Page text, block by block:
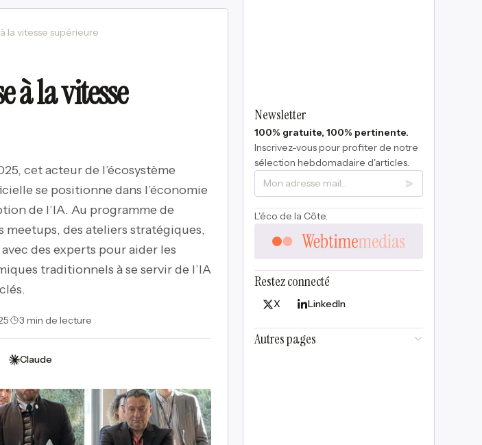
la vitesse supérieure
à la vitesse
cet acteur de l’écosystème
se positionne dans l’économie
de l’IA. Au programme de
meetups, des ateliers stratégiques,
des experts pour aider les
traditionnels à se servir de l’IA
· 3 min de lecture
Claude
Newsletter
100% gratuite, 100% pertinente.
Inscrivez-vous pour profiter de notre
sélection hebdomadaire d'articles.
L'éco de la Côte.
Restez connecté
X LinkedIn
Autres pages